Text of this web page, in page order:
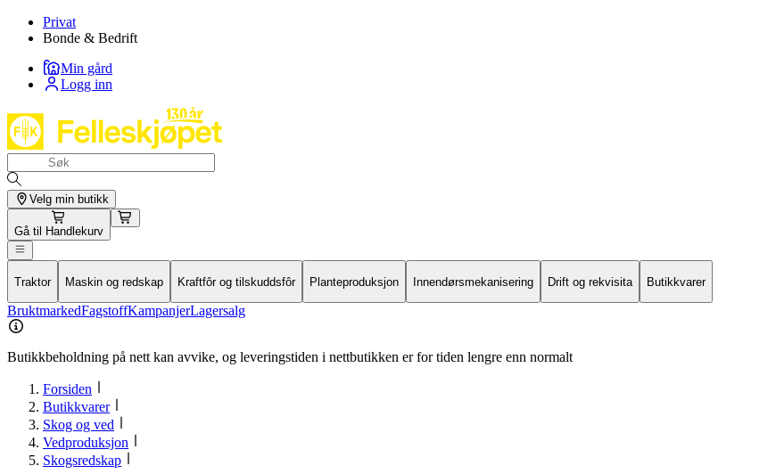
Privat
Bonde & Bedrift
Min gård
Logg inn
Velg min butikk
Gå til Handlekurv
Traktor Maskin og redskap Kraftfôr og tilskuddsfôr Planteproduksjon Innendørsmekanisering Drift og rekvisita Butikkvarer
BruktmarkedFagstoffKampanjerLagersalg
Butikkbeholdning på nett kan avvike, og leveringstiden i nettbutikken er for tiden lengre enn normalt
Forsiden
Butikkvarer
Skog og ved
Vedproduksjon
Skogsredskap